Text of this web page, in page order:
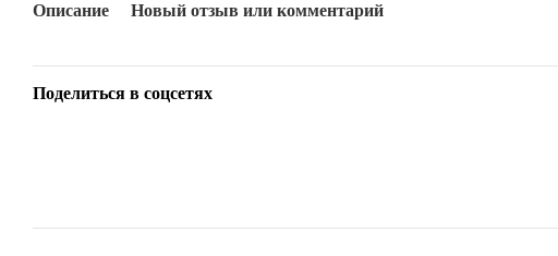
Описание Новый отзыв или комментарий
Поделиться в соцсетях